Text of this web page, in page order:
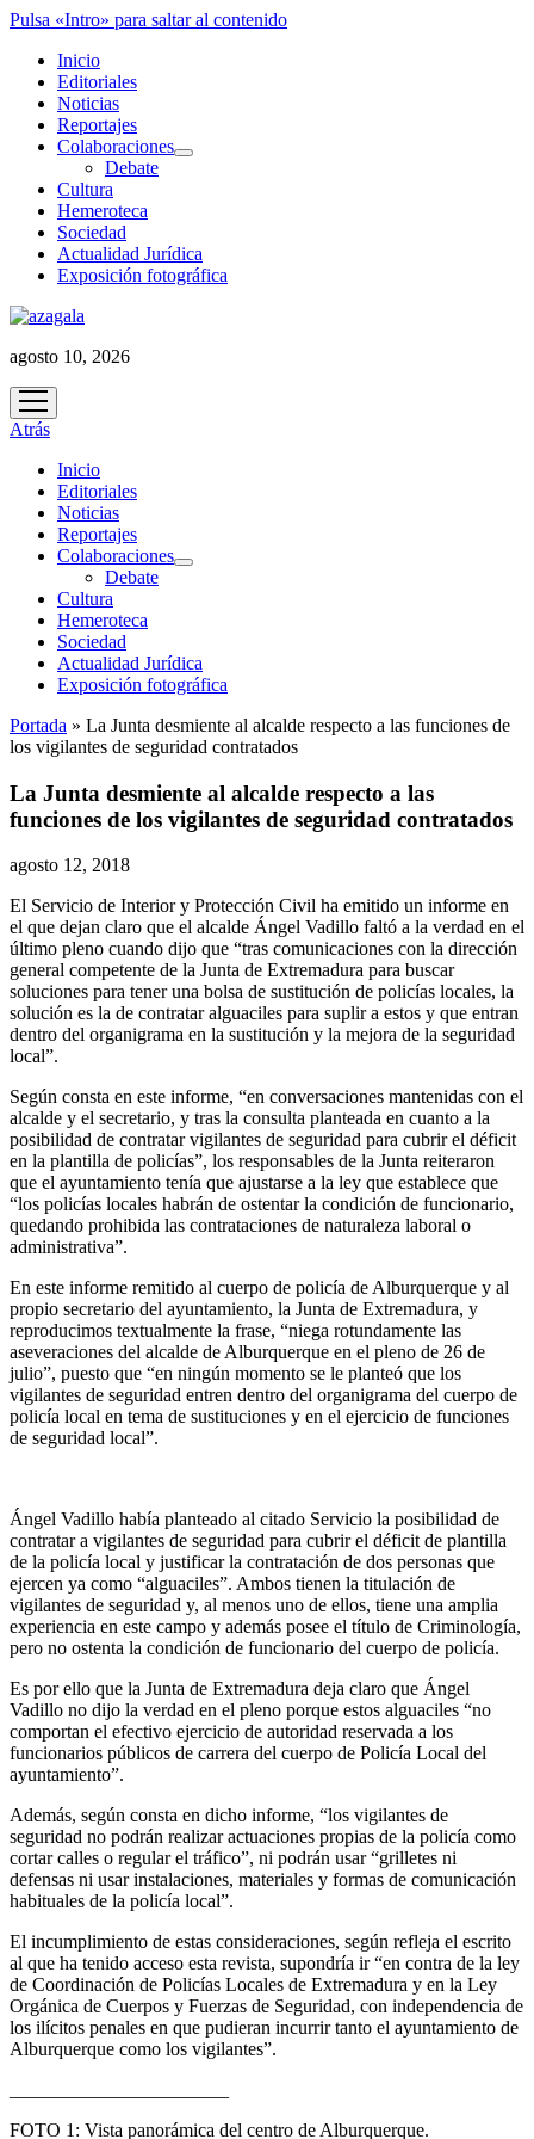
Pulsa «Intro» para saltar al contenido
Inicio
Editoriales
Noticias
Reportajes
Colaboraciones
abrir
Debate
Cultura
Hemeroteca
Sociedad
Actualidad Jurídica
Exposición fotográfica
agosto 10, 2026
abrir
menú
Atrás
Inicio
Editoriales
Noticias
Reportajes
Colaboraciones
abrir
Debate
Cultura
Hemeroteca
Sociedad
Actualidad Jurídica
Exposición fotográfica
Portada » La Junta desmiente al alcalde respecto a las funciones de
los vigilantes de seguridad contratados
La Junta desmiente al alcalde respecto a las
funciones de los vigilantes de seguridad contratados
agosto 12, 2018
El Servicio de Interior y Protección Civil ha emitido un informe en
el que dejan claro que el alcalde Ángel Vadillo faltó a la verdad en el
último pleno cuando dijo que “tras comunicaciones con la dirección
general competente de la Junta de Extremadura para buscar
soluciones para tener una bolsa de sustitución de policías locales, la
solución es la de contratar alguaciles para suplir a estos y que entran
dentro del organigrama en la sustitución y la mejora de la seguridad
local”.
Según consta en este informe, “en conversaciones mantenidas con el
alcalde y el secretario, y tras la consulta planteada en cuanto a la
posibilidad de contratar vigilantes de seguridad para cubrir el déficit
en la plantilla de policías”, los responsables de la Junta reiteraron
que el ayuntamiento tenía que ajustarse a la ley que establece que
“los policías locales habrán de ostentar la condición de funcionario,
quedando prohibida las contrataciones de naturaleza laboral o
administrativa”.
En este informe remitido al cuerpo de policía de Alburquerque y al
propio secretario del ayuntamiento, la Junta de Extremadura, y
reproducimos textualmente la frase, “niega rotundamente las
aseveraciones del alcalde de Alburquerque en el pleno de 26 de
julio”, puesto que “en ningún momento se le planteó que los
vigilantes de seguridad entren dentro del organigrama del cuerpo de
policía local en tema de sustituciones y en el ejercicio de funciones
de seguridad local”.
Ángel Vadillo había planteado al citado Servicio la posibilidad de
contratar a vigilantes de seguridad para cubrir el déficit de plantilla
de la policía local y justificar la contratación de dos personas que
ejercen ya como “alguaciles”. Ambos tienen la titulación de
vigilantes de seguridad y, al menos uno de ellos, tiene una amplia
experiencia en este campo y además posee el título de Criminología,
pero no ostenta la condición de funcionario del cuerpo de policía.
Es por ello que la Junta de Extremadura deja claro que Ángel
Vadillo no dijo la verdad en el pleno porque estos alguaciles “no
comportan el efectivo ejercicio de autoridad reservada a los
funcionarios públicos de carrera del cuerpo de Policía Local del
ayuntamiento”.
Además, según consta en dicho informe, “los vigilantes de
seguridad no podrán realizar actuaciones propias de la policía como
cortar calles o regular el tráfico”, ni podrán usar “grilletes ni
defensas ni usar instalaciones, materiales y formas de comunicación
habituales de la policía local”.
El incumplimiento de estas consideraciones, según refleja el escrito
al que ha tenido acceso esta revista, supondría ir “en contra de la ley
de Coordinación de Policías Locales de Extremadura y en la Ley
Orgánica de Cuerpos y Fuerzas de Seguridad, con independencia de
los ilícitos penales en que pudieran incurrir tanto el ayuntamiento de
Alburquerque como los vigilantes”.
FOTO 1: Vista panorámica del centro de Alburquerque.